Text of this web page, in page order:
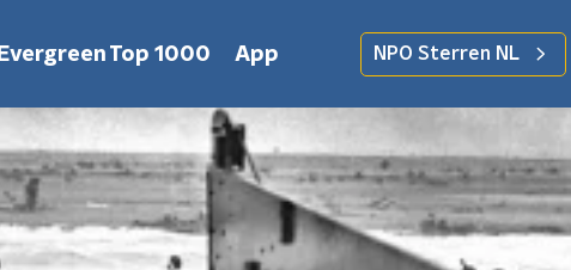
Evergreen Top 1000 App NPO Sterren NL